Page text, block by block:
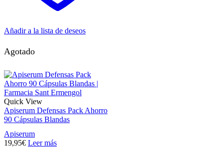
Añadir a la lista de deseos
Agotado
Quick View
Apiserum Defensas Pack Ahorro
90 Cápsulas Blandas
Apiserum
19,95€ Leer más